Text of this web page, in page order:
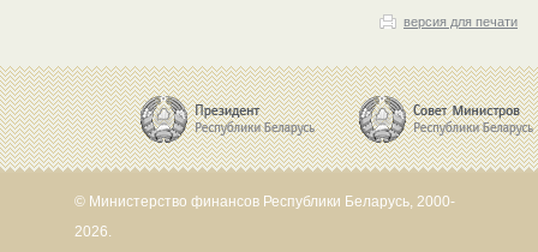
версия для печати
© Министерство финансов Республики Беларусь, 2000-
2026.